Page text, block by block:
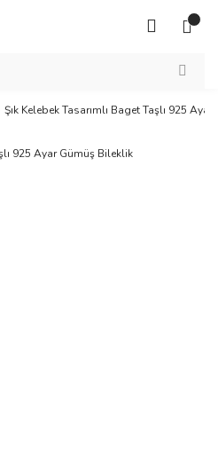
Şık Kelebek Tasarımlı Baget Taşlı 925